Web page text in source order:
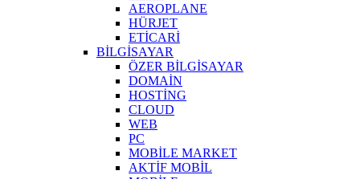
AEROPLANE
HÜRJET
ETİCARİ
BİLGİSAYAR
ÖZER BİLGİSAYAR
DOMAİN
HOSTİNG
CLOUD
WEB
PC
MOBİLE MARKET
AKTİF MOBİL